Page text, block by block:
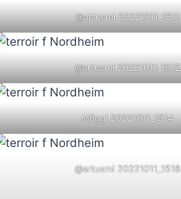
@artusmi 20221011_1511
@artusmi 20221011_1512
Mäggi 20221011_1514
@artusmi 20221011_1518